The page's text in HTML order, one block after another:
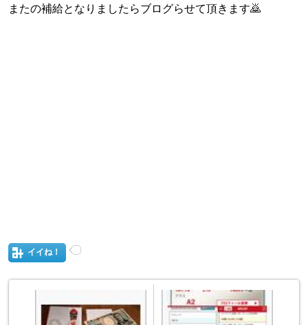
またの補給となりましたらブログらせて頂きます🙇
イイね！